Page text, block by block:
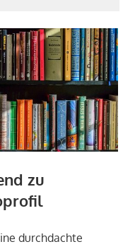
zu
durchdachte